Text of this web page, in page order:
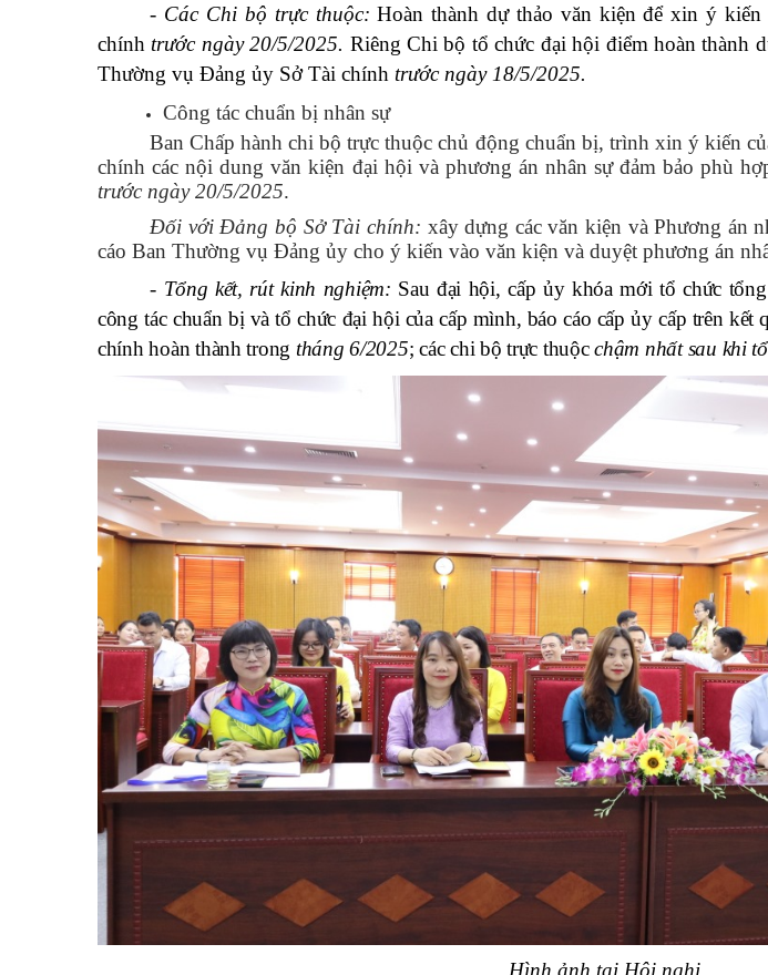
- Các Chi bộ trực thuộc:Hoàn thành dự thảo văn kiện để xin ý
chính trước ngày 20/5/2025. Riêng Chi bộ tổ chức đại hội điểm hoàn thành
Thường vụ Đảng ủy Sở Tài chính trước ngày 18/5/2025.
Công tác chuẩn bị nhân sự
Ban Chấp hành chi bộ trực thuộc chủ động chuẩn bị, trình xin ý kiến
chính các nội dung văn kiện đại hội và phương án nhân sự đảm bảo phù
trước ngày 20/5/2025.
Đối với Đảng bộ Sở Tài chính: xây dựng các văn kiện và Phương án
cáo Ban Thường vụ Đảng ủy cho ý kiến vào văn kiện và duyệt phương án
- Tổng kết, rút kinh nghiệm: Sau đại hội, cấp ủy khóa mới tổ chức
công tác chuẩn bị và tổ chức đại hội của cấp mình, báo cáo cấp ủy cấp trên
chính hoàn thành trong tháng6/2025; các chi bộ trực thuộcchậm nhất sau khi
Hình ảnh tại Hội nghị